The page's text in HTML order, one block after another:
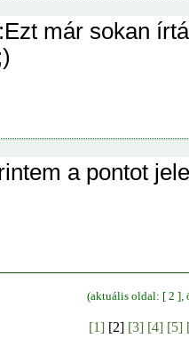
már sokan
a pontot
(aktuális oldal: [ 2 ],
[1][2] [3] [4] [5]